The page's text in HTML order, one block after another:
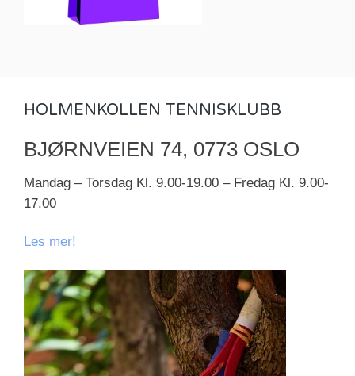
HOLMENKOLLEN TENNISKLUBB
BJØRNVEIEN 74, 0773 OSLO
Mandag – Torsdag Kl. 9.00-19.00 – Fredag Kl. 9.00-
17.00
Les mer!